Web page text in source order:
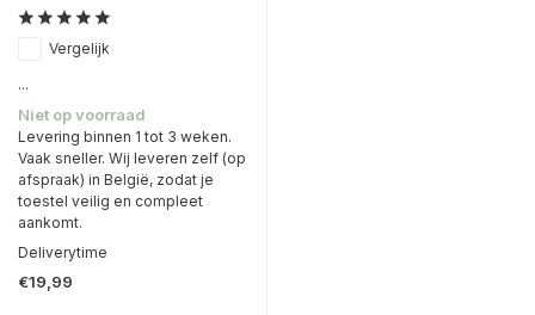
Vergelijk
...
Niet op voorraad
Levering binnen 1 tot 3 weken.
Vaak sneller. Wij leveren zelf (op
afspraak) in België, zodat je
toestel veilig en compleet
aankomt.
Deliverytime
€19,99